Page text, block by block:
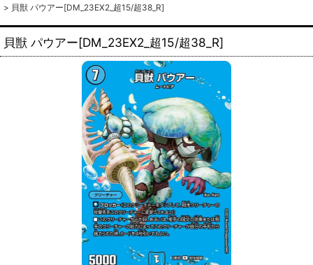
> 貝獣 パウアー[DM_23EX2_超15/超38_R]
貝獣 パウアー[DM_23EX2_超15/超38_R]